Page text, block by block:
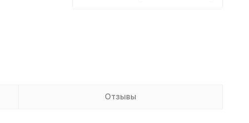
Отзывы